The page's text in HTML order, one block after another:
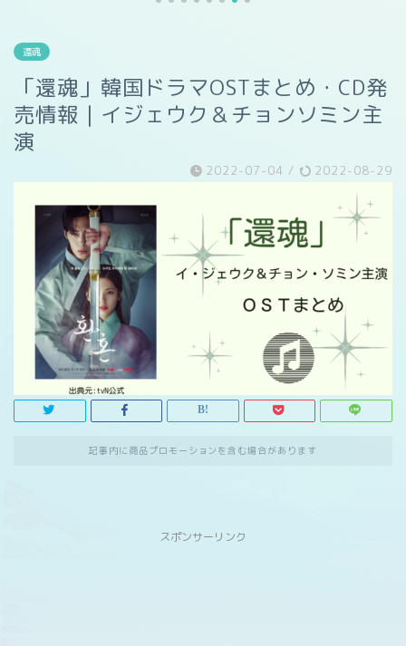
還魂
「還魂」韓国ドラマOSTまとめ・CD発
売情報｜イジェウク＆チョンソミン主
演
2022-07-04 / 2022-08-29
記事内に商品プロモーションを含む場合があります
スポンサーリンク